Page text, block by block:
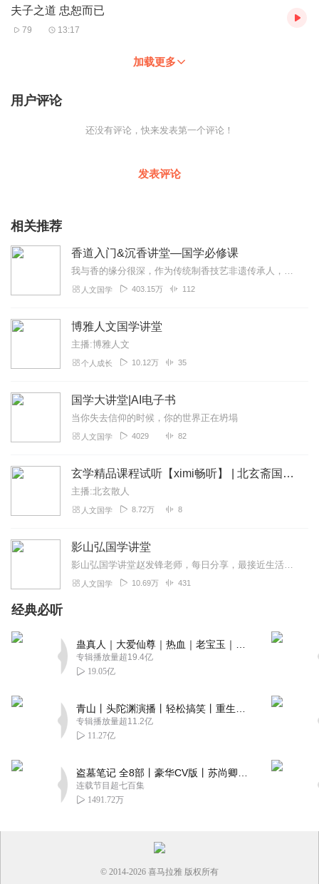
夫子之道 忠恕而已
79 13:17
加载更多
用户评论
还没有评论，快来发表第一个评论！
发表评论
相关推荐
香道入门&沉香讲堂—国学必修课
我与香的缘分很深，作为传统制香技艺非遗传承人，几乎每天都要与香打交道。三言香学院到现在也已经有十二年的时间了。光阴似箭，但是于香来讲，我还是相见恨晚。我在三言香...
人文国学 403.15万 112
博雅人文国学讲堂
主播:博雅人文
个人成长 10.12万 35
国学大讲堂|AI电子书
当你失去信仰的时候，你的世界正在坍塌
人文国学 4029 82
玄学精品课程试听【ximi畅听】 | 北玄斋国学讲堂
主播:北玄散人
人文国学 8.72万 8
影山弘国学讲堂
影山弘国学讲堂赵发锋老师，每日分享，最接近生活的国学。
人文国学 10.69万 431
经典必听
专辑播放量超19.4亿
19.05亿
专辑播放量超11.2亿
11.27亿
连载节目超七百集
1491.72万
© 2014-2026 喜马拉雅 版权所有